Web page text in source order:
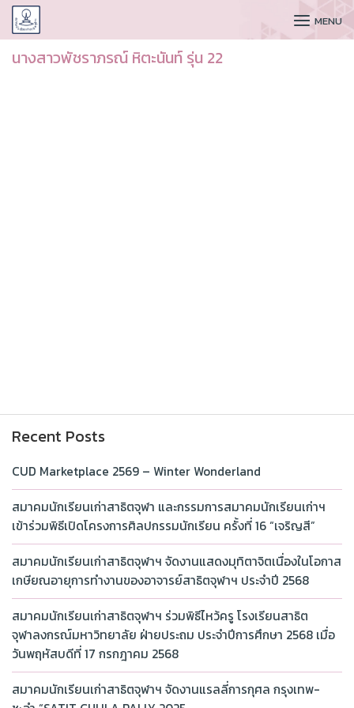
CUDAA MENU
นางสาวพัชราภรณ์ หิตะนันท์ รุ่น 22
Recent Posts
CUD Marketplace 2569 – Winter Wonderland
สมาคมนักเรียนเก่าสาธิตจุฬา และกรรมการสมาคมนักเรียนเก่าฯ
เข้าร่วมพิธีเปิดโครงการศิลปกรรมนักเรียน ครั้งที่ 16 “เจริญสี”
สมาคมนักเรียนเก่าสาธิตจุฬาฯ จัดงานแสดงมุทิตาจิตเนื่องในโอกาส
เกษียณอายุการทำงานของอาจารย์สาธิตจุฬาฯ ประจำปี 2568
สมาคมนักเรียนเก่าสาธิตจุฬาฯ ร่วมพิธีไหว้ครู โรงเรียนสาธิต
จุฬาลงกรณ์มหาวิทยาลัย ฝ่ายประถม ประจำปีการศึกษา 2568 เมื่อ
วันพฤหัสบดีที่ 17 กรกฎาคม 2568
สมาคมนักเรียนเก่าสาธิตจุฬาฯ จัดงานแรลลี่การกุศล กรุงเทพ-